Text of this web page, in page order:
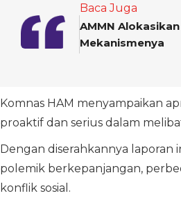
Baca Juga
AMMN
Mekanismenya
Komnas HAM menyampaikan
proaktif dan serius dalam
Dengan diserahkannya laporan
polemik berkepanjangan,
konflik sosial.